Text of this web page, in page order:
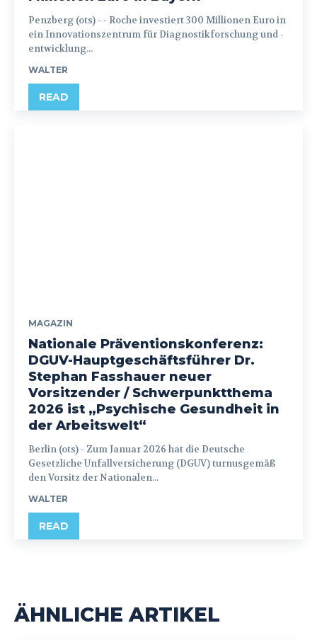
Penzberg (ots) - - Roche investiert 300 Millionen Euro in
ein Innovationszentrum für Diagnostikforschung und -
entwicklung...
WALTER
READ
MAGAZIN
Nationale Präventionskonferenz:
DGUV-Hauptgeschäftsführer Dr.
Stephan Fasshauer neuer
Vorsitzender / Schwerpunktthema
2026 ist „Psychische Gesundheit in
der Arbeitswelt“
Berlin (ots) - Zum Januar 2026 hat die Deutsche
Gesetzliche Unfallversicherung (DGUV) turnusgemäß
den Vorsitz der Nationalen...
WALTER
READ
ÄHNLICHE ARTIKEL